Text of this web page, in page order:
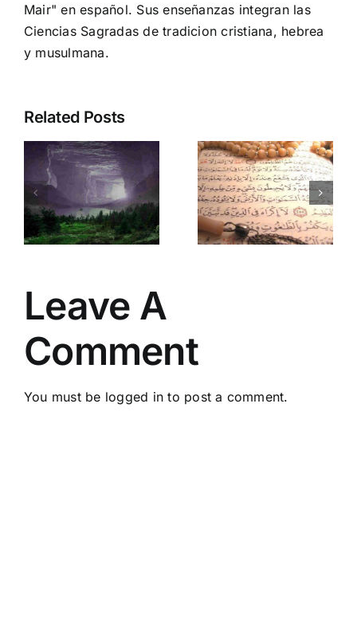
Mair" en español. Sus enseñanzas integran las
Ciencias Sagradas de tradicion cristiana, hebrea
y musulmana.
Related Posts
Supera
bloqueos y
conectate
con la
Divinidad:
Ciudad
en kin 1
Bajo Sitio
en kin 12:
Sana
karma
Leave A
Comment
You must be logged in to post a comment.